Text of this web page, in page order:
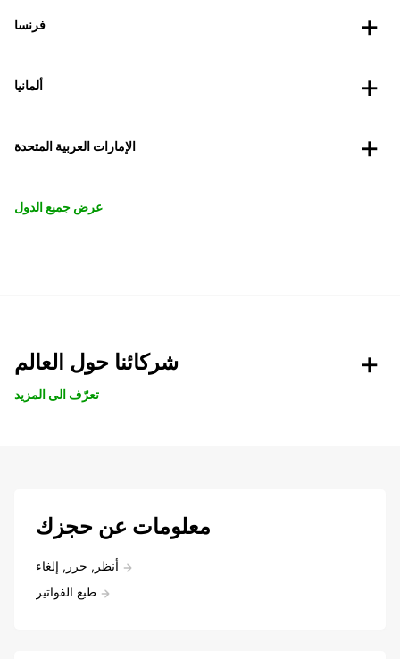
فرنسا
ألمانيا
الإمارات العربية المتحدة
عرض جميع الدول
شركائنا حول العالم
تعرّف الى المزيد
معلومات عن حجزك
أنظر, حرر, إلغاء
طبع الفواتير